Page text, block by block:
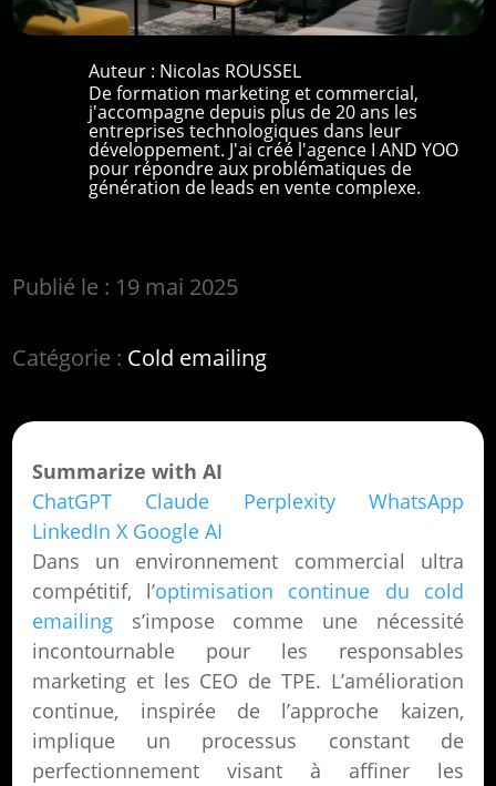
Auteur : Nicolas ROUSSEL
De formation marketing et commercial,
j'accompagne depuis plus de 20 ans les
entreprises technologiques dans leur
développement. J'ai créé l'agence I AND YOO
pour répondre aux problématiques de
génération de leads en vente complexe.
Publié le : 19 mai 2025
Catégorie : Cold emailing
Summarize with AI
ChatGPT
Claude Perplexity
WhatsApp
LinkedIn X Google AI
Dans un environnement commercial ultra
compétitif, l’optimisation continue du cold
emailing s’impose comme une nécessité
incontournable pour les responsables
marketing et les CEO de TPE. L’amélioration
continue, inspirée de l’approche kaizen,
implique un processus constant de
perfectionnement visant à affiner les